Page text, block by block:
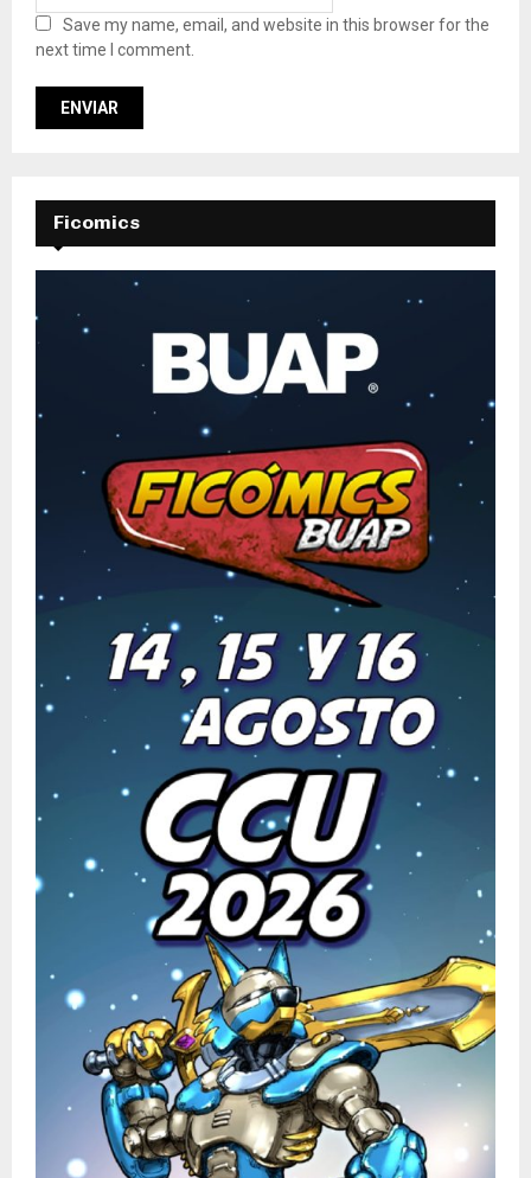
Save my name, email, and website in this browser for the
next time I comment.
Ficomics